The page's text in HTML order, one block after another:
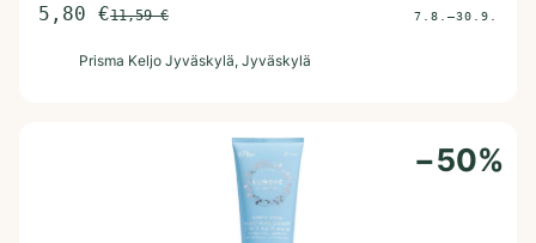
5,80 €11,59€ 7.8.–30.9.
Prisma Keljo Jyväskylä, Jyväskylä
−50%